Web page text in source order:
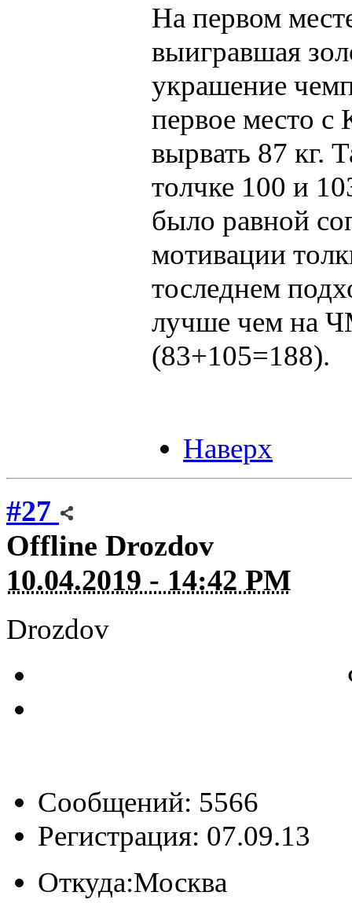
На первом
выигравшая
украшение
первое место с
вырвать 87 кг.
толчке 100 и
было равной
мотивации
тоследнем
лучше чем на
(83+105=188).
Наверх
#27
Offline Drozdov
10.04.2019 - 14:42 PM
Drozdov
Сообщений: 5566
Регистрация: 07.09.13
Откуда:Москва